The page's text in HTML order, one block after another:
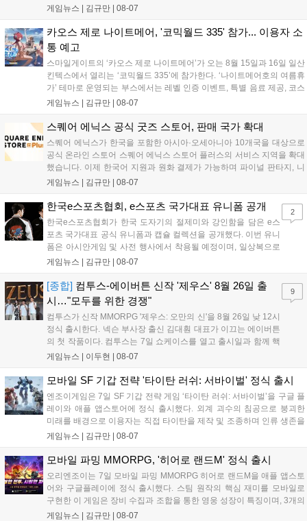
소나4 더 골든 12화, 9월 15일부터 10월 14일까지 페르소나5 시
시지를 모집하며, 선정된 내용은 기념 영상 및 대형 전광판에 소
개될 예정입니다....
게임뉴스 | 김규만 08-07
카오스 제로 나이트메어, '코믹월드 335' 참가... 이용자 소
통 예고
스마일게이트의 ‘카오스 제로 나이트메어’가 오는 8월 15일과 16일 일산
킨텍스에서 열리는 ‘코믹월드 335’에 참가한다. ‘나이트메어호의 여름휴
가’ 테마로 운영되는 부스에서는 레벨 인증 이벤트, 특별 음료 제공, 코스
프레 모델 포토존 등 다채로운 행사가 진행된다. 유명 코스어 7인이 캐릭
세한 정보는 공식 커뮤니티에서 확인 가능하다....
게임뉴스 | 김규만 08-07
스퀘어 에닉스 공식 굿즈 스토어, 판매 국가 확대
스퀘어 에닉스가 한국을 포함한 아시아·오세아니아 10개국을 대상으로
공식 온라인 스토어 스퀘어 에닉스 스토어 플러스의 서비스 지역을 확대
했습니다. 이제 한국어 지원과 원화 결제가 가능하며 파이널 판타지, 니
어 등 주요 게임의 피규어, 굿즈를 구매할 수 있습니다. 신상품이 순차적
용 가능합니다....
게임뉴스 | 김규만 08-07
한국e스포츠협회, e스포츠 국가대표 유니폼 공개
한국e스포츠협회가 한국 도자기의 절제미와 강인함을 담은 e스
포츠 국가대표 공식 유니폼과 캡슐 컬렉션을 공개했다. 이번 유니
폼은 아시안게임 및 사전 행사에서 착용될 예정이며, 일상복으로
구성된 컬렉션은 오는 8월 28일부터 골스튜디오 공식 홈페이지
서는 대회 규정에 따라 별도의 유니폼을 착용할 계획이다....
게임뉴스 | 김규만 08-07
2
[종합] 컴투스-에이버튼 신작 '제우스' 8월 26일 출
시…"모두를 위한 경쟁"
컴투스가 신작 MMORPG '제우스: 오만의 신'을 8월 26일 낮 12시
정식 출시한다. 넥슨 부사장 출신 김대훤 대표가 이끄는 에이버튼
의 첫 작품이다. 컴투스는 7일 쇼케이스를 열고 출시일과 함께 핵
심 콘텐츠, 유료화 정책, 운영 방향을 공개했다. 캐릭터명 선점은
의 오만으로 균열이...
게임뉴스 | 이두현 08-07
9
모바일 SF 기갑 전략 '타이탄 러쉬: 서바이벌' 정식 출시
엔조이게임은 7일 SF 기갑 전략 게임 ‘타이탄 러쉬: 서바이벌’을 구글 플
레이와 애플 앱스토어에 정식 출시했다. 외계 괴수의 침공으로 붕괴한
미래를 배경으로 이용자는 직접 타이탄을 제작 및 조종하며 인류 생존을
위한 전투를 펼친다. 지휘관 모집, 피난처 운영, 연맹 협동 콘텐츠가 특징
지원 보상을 제공한다. 상세 내용은 공식 커뮤니티에서 확인 가능하다....
게임뉴스 | 김규만 08-07
모바일 파밍 MMORPG, '히어로 랜드M' 정식 출시
오리엔조이는 7일 모바일 파밍 MMORPG 히어로 랜드M을 애플 앱스토
어와 구글플레이에 정식 출시했다. 스팀 원작의 핵심 재미를 모바일로
구현한 이 게임은 장비 수집과 조합을 통한 영웅 성장이 특징이며, 3개의
무기 스킬을 활용한 전략적 전투와 길드전 등 다양한 콘텐츠를 제공한
게임뉴스 | 김규만 08-07